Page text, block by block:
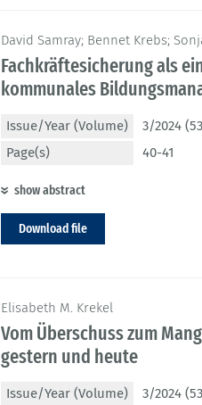
David Samray; Bennet Krebs;
Fachkräftesicherung als
kommunales
Issue/Year (Volume)
3/2024
Page(s)
40-41
show abstract
Download file
Elisabeth M. Krekel
Vom Überschuss zum
gestern und heute
Issue/Year (Volume) 3/2024